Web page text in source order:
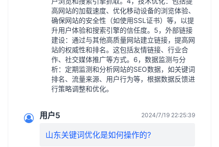
高网站的加载速度、优化移动设备的浏览体验、
确保网站的安全性（如使用SSL证书）等，以提
升用户体验和搜索引擎的信任度。5，外部链接
建设：通过与其他高质量网站建立链接，提高网
站的权威性和排名。这包括友情链接、行业合
作、社交媒体推广等方式。6，数据监测与分
析：定期监测和分析网站的SEO数据，如关键词
排名、流量来源、用户行为等，根据数据反馈进
行策略调整和优化。
用户5 2024/7/19 22:25:39
山东关键词优化是如何操作的?